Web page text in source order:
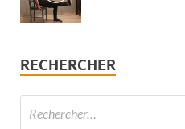
RECHERCHER